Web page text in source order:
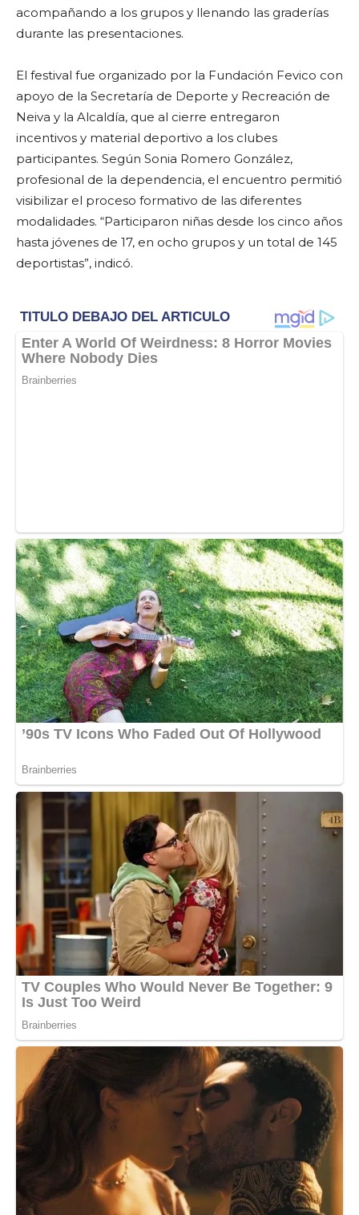
acompañando a los grupos y llenando las graderías
durante las presentaciones.
El festival fue organizado por la Fundación Fevico con
apoyo de la Secretaría de Deporte y Recreación de
Neiva y la Alcaldía, que al cierre entregaron
incentivos y material deportivo a los clubes
participantes. Según Sonia Romero González,
profesional de la dependencia, el encuentro permitió
visibilizar el proceso formativo de las diferentes
modalidades. “Participaron niñas desde los cinco años
hasta jóvenes de 17, en ocho grupos y un total de 145
deportistas”, indicó.